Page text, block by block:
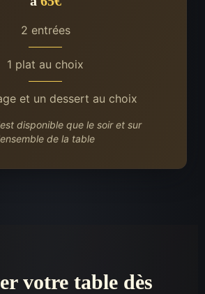
2 entrées
1 plat au choix
et un dessert au choix
disponible que le soir et sur
de la table
votre table dès